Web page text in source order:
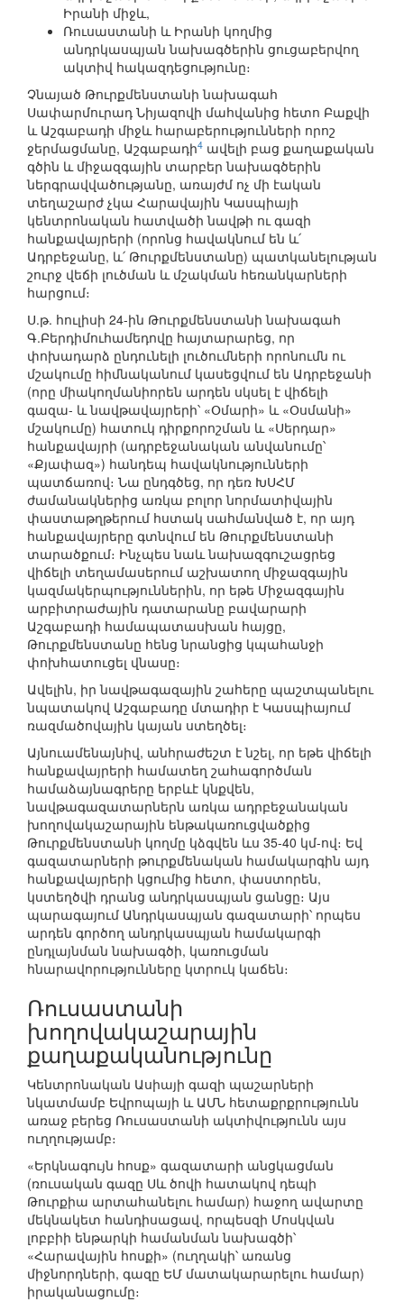
Իրանի միջև,
Ռուսաստանի և Իրանի կողմից
անդրկասպյան նախագծերին ցուցաբերվող
ակտիվ հակազդեցությունը։
Չնայած Թուրքմենստանի նախագահ
Սափարմուրադ Նիյազովի մահվանից հետո Բաքվի
և Աշգաբադի միջև հարաբերությունների որոշ
ջերմացմանը, Աշգաբադի4 ավելի բաց քաղաքական
գծին և միջազգային տարբեր նախագծերին
ներգրավվածությանը, առայժմ ոչ մի էական
տեղաշարժ չկա Հարավային Կասպիայի
կենտրոնական հատվածի նավթի ու գազի
հանքավայրերի (որոնց հավակնում են և՛
Ադրբեջանը, և՛ Թուրքմենստանը) պատկանելության
շուրջ վեճի լուծման և մշակման հեռանկարների
հարցում։
Ս.թ. հուլիսի 24-ին Թուրքմենստանի նախագահ
Գ.Բերդիմուհամեդովը հայտարարեց, որ
փոխադարձ ընդունելի լուծումների որոնումն ու
մշակումը հիմնականում կասեցվում են Ադրբեջանի
(որը միակողմանիորեն արդեն սկսել է վիճելի
գազա- և նավթավայրերի՝ «Օմարի» և «Օսմանի»
մշակումը) հատուկ դիրքորոշման և «Սերդար»
հանքավայրի (ադրբեջանական անվանումը՝
«Քյափազ») հանդեպ հավակնությունների
պատճառով։ Նա ընդգծեց, որ դեռ ԽՍՀՄ
ժամանակներից առկա բոլոր նորմատիվային
փաստաթղթերում հստակ սահմանված է, որ այդ
հանքավայրերը գտնվում են Թուրքմենստանի
տարածքում։ Ինչպես նաև նախազգուշացրեց
վիճելի տեղամասերում աշխատող միջազգային
կազմակերպություններին, որ եթե Միջազգային
արբիտրաժային դատարանը բավարարի
Աշգաբադի համապատասխան հայցը,
Թուրքմենստանը հենց նրանցից կպահանջի
փոխհատուցել վնասը։
Ավելին, իր նավթագազային շահերը պաշտպանելու
նպատակով Աշգաբադը մտադիր է Կասպիայում
ռազմածովային կայան ստեղծել։
Այնուամենայնիվ, անհրաժեշտ է նշել, որ եթե վիճելի
հանքավայրերի համատեղ շահագործման
համաձայնագրերը երբևէ կնքվեն,
նավթագազատարներն առկա ադրբեջանական
խողովակաշարային ենթակառուցվածքից
Թուրքմենստանի կողմը կձգվեն ևս 35-40 կմ-ով։ Եվ
գազատարների թուրքմենական համակարգին այդ
հանքավայրերի կցումից հետո, փաստորեն,
կստեղծվի դրանց անդրկասպյան ցանցը։ Այս
պարագայում Անդրկասպյան գազատարի՝ որպես
արդեն գործող անդրկասպյան համակարգի
ընդլայնման նախագծի, կառուցման
հնարավորությունները կտրուկ կաճեն։
Ռուսաստանի
խողովակաշարային
քաղաքականությունը
Կենտրոնական Ասիայի գազի պաշարների
նկատմամբ Եվրոպայի և ԱՄՆ հետաքրքրությունն
առաջ բերեց Ռուսաստանի ակտիվությունն այս
ուղղությամբ։
«Երկնագույն հոսք» գազատարի անցկացման
(ռուսական գազը Սև ծովի հատակով դեպի
Թուրքիա արտահանելու համար) հաջող ավարտը
մեկնակետ հանդիսացավ, որպեսզի Մոսկվան
լոբբիի ենթարկի համանման նախագծի՝
«Հարավային հոսքի» (ուղղակի՝ առանց
միջնորդների, գազը ԵՄ մատակարարելու համար)
իրականացումը։